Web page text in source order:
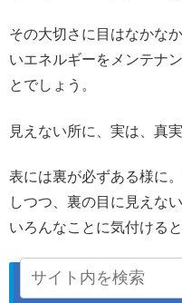
その大切さに目はなかな
いエネルギーをメンテナ
とでしょう。
見えない所に、実は、真
表には裏が必ずある様に
しつつ、裏の目に見えな
いろんなことに気付けると
もう１つ重要な要